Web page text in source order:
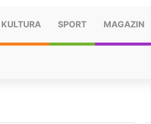
KULTURA SPORT MAGAZIN